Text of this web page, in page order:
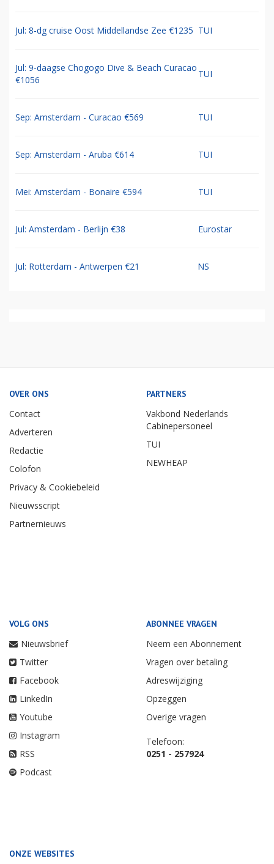
Jul: 8-dg cruise Oost Middellandse Zee €1235 TUI
Jul: 9-daagse Chogogo Dive & Beach Curacao
€1056
TUI
Sep: Amsterdam - Curacao €569 TUI
Sep: Amsterdam - Aruba €614 TUI
Mei: Amsterdam - Bonaire €594 TUI
Jul: Amsterdam - Berlijn €38 Eurostar
Jul: Rotterdam - Antwerpen €21 NS
OVER ONS
Contact
Adverteren
Redactie
Colofon
Privacy & Cookiebeleid
Nieuwsscript
Partnernieuws
PARTNERS
Vakbond Nederlands
Cabinepersoneel
TUI
NEWHEAP
VOLG ONS
Nieuwsbrief
Twitter
Facebook
LinkedIn
Youtube
Instagram
RSS
Podcast
ABONNEE VRAGEN
Neem een Abonnement
Vragen over betaling
Adreswijziging
Opzeggen
Overige vragen
Telefoon:
0251 - 257924
ONZE WEBSITES